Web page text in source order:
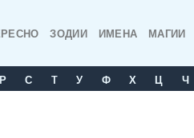
ЗОДИИ ИМЕНА МАГИИ
Р С T У Ф Х Ц Ч